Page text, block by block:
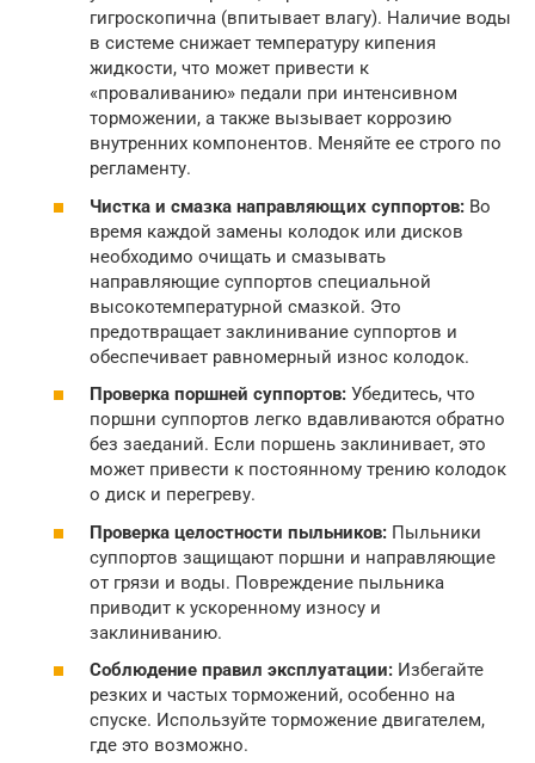
гигроскопична (впитывает влагу). Наличие воды
в системе снижает температуру кипения
жидкости, что может привести к
«проваливанию» педали при интенсивном
торможении, а также вызывает коррозию
внутренних компонентов. Меняйте ее строго по
регламенту.
Чистка и смазка направляющих суппортов: Во
время каждой замены колодок или дисков
необходимо очищать и смазывать
направляющие суппортов специальной
высокотемпературной смазкой. Это
предотвращает заклинивание суппортов и
обеспечивает равномерный износ колодок.
Проверка поршней суппортов: Убедитесь, что
поршни суппортов легко вдавливаются обратно
без заеданий. Если поршень заклинивает, это
может привести к постоянному трению колодок
о диск и перегреву.
Проверка целостности пыльников: Пыльники
суппортов защищают поршни и направляющие
от грязи и воды. Повреждение пыльника
приводит к ускоренному износу и
заклиниванию.
Соблюдение правил эксплуатации: Избегайте
резких и частых торможений, особенно на
спуске. Используйте торможение двигателем,
где это возможно.